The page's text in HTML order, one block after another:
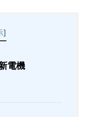
]
電機